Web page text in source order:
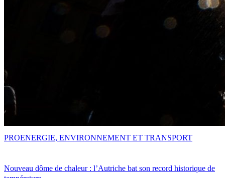
Nouveau dôme de chaleur : l’Autriche bat son record historique de
PROENERGIE, ENVIRONNEMENT ET TRANSPORT